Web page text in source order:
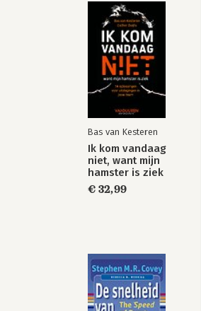
Bas van Kesteren
Ik kom vandaag
niet, want mijn
hamster is ziek
€ 32,99